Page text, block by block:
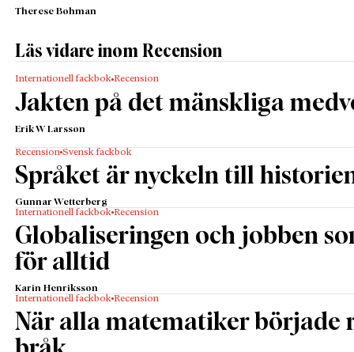
Therese Bohman
Läs vidare inom Recension
Internationell fackbok Recension
Jakten på det mänskliga
Erik W Larsson
Recension Svensk fackbok
Språket är nyckeln till
Gunnar Wetterberg
Internationell fackbok Recension
Globaliseringen och jobben
för alltid
Karin Henriksson
Internationell fackbok Recension
När alla matematiker började